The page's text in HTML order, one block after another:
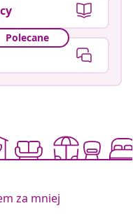
Polecane
za mniej